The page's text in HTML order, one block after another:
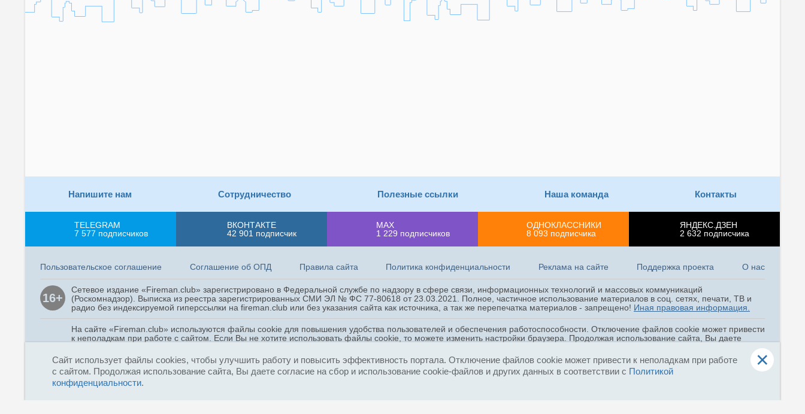
04 августа, 14:16
Навыки оперативного
проработали спасатели Центра
«Лидер» МЧС России
XIX Всероссийский Чемпионат
по водно-моторным
соревнованиям среди команд
ГИМС МЧС России
03 августа, 14:32
Второй день Всероссийских
03 августа, 12:03
Напишите нам Сотрудничество Полезные ссылки Наша команда Контакты
TELEGRAM
7 577 подписчиков
ВКОНТАКТЕ
42 901 подписчик
MAX
1 229 подписчиков
ОДНОКЛАССНИКИ
8 093 подписчика
ЯНДЕКС.ДЗЕН
2 632 подписчика
Пользовательское соглашение Соглашение об ОПД Правила сайта Политика конфиденциальности Реклама на сайте Поддержка проекта О нас
16+
Сетевое издание «Fireman.club» зарегистрировано в Федеральной службе по надзору в сфере связи, информационных технологий и массовых коммуникаций
(Роскомнадзор). Выписка из реестра зарегистрированных СМИ ЭЛ № ФС 77-80618 от 23.03.2021. Полное, частичное использование материалов в соц. сетях, печати, ТВ и
радио без индексируемой гиперссылки на fireman.club или без указания сайта как источника, а так же перепечатка материалов - запрещено! Иная правовая информация.
На сайте «Fireman.club» используются файлы cookie для повышения удобства пользователей и обеспечения работоспособности. Отключение файлов cookie может привести
к неполадкам при работе с сайтом. Если Вы не хотите использовать файлы cookie, то можете изменить настройки браузера. Продолжая использование сайта, Вы даете
Copyright © 2015 - 2026
«Fireman.club»
Сайт использует файлы cookies, чтобы улучшить работу и повысить эффективность портала. Отключение файлов cookie может привести к неполадкам при работе
с сайтом. Продолжая использование сайта, Вы даете согласие на сбор и использование cookie-файлов и других данных в соответствии с Политикой
конфиденциальности.
×